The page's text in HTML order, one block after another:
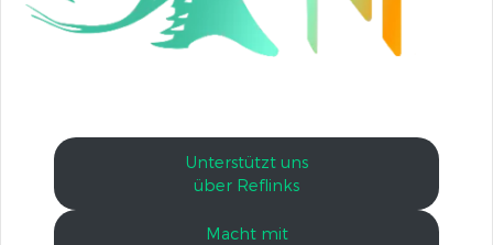
Unterstützt uns
über Reflinks
Macht mit